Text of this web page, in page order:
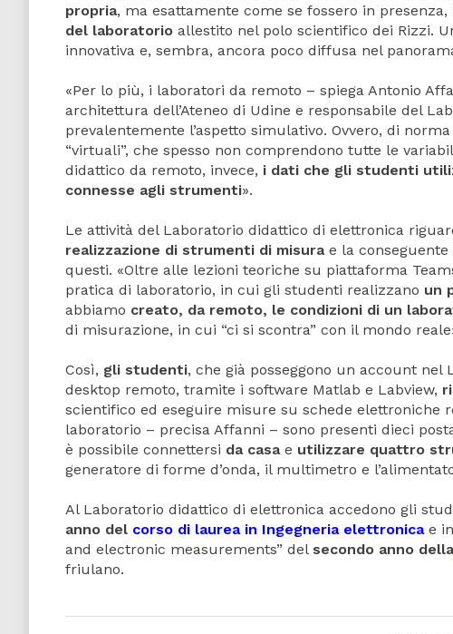
propria, ma esattamente come se fossero in presenza,
del laboratorio allestito nel polo scientifico dei Rizzi.
innovativa e, sembra, ancora poco diffusa nel
«Per lo più, i laboratori da remoto – spiega Antonio
architettura dell’Ateneo di Udine e responsabile del
prevalentemente l’aspetto simulativo. Ovvero, di
“virtuali”, che spesso non comprendono tutte le
didattico da remoto, invece, i dati che gli studenti
connesse agli strumenti».
Le attività del Laboratorio didattico di elettronica
realizzazione di strumenti di misurae la conseguente
questi. «Oltre alle lezioni teoriche su piattaforma
pratica di laboratorio, in cui gli studenti realizzano un
abbiamo creato, da remoto, le condizioni di un
di misurazione, in cui “ci si scontra” con il mondo
Così, gli studenti, che già posseggono un account
desktop remoto, tramite i software Matlab e Labview,
scientifico ed eseguire misure su schede elettroniche
laboratorio – precisa Affanni – sono presenti dieci
è possibile connettersi da casae utilizzare quattro
generatore di forme d’onda, il multimetro e
Al Laboratorio didattico di elettronica accedono gli
anno del corso di laurea in Ingegneria elettronicae in
and electronic measurements” del secondo anno
friulano.